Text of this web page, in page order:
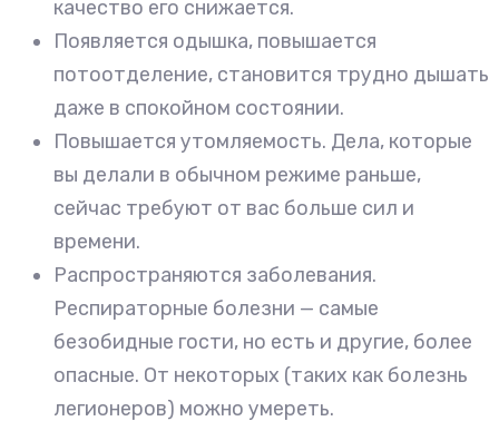
качество его снижается.
Появляется одышка, повышается
потоотделение, становится трудно дышать
даже в спокойном состоянии.
Повышается утомляемость. Дела, которые
вы делали в обычном режиме раньше,
сейчас требуют от вас больше сил и
времени.
Распространяются заболевания.
Респираторные болезни — самые
безобидные гости, но есть и другие, более
опасные. От некоторых (таких как болезнь
легионеров) можно умереть.